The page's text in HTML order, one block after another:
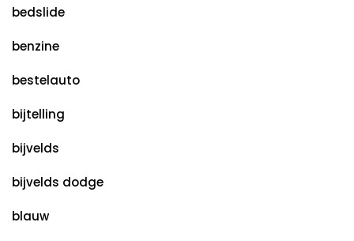
bedslide
benzine
bestelauto
bijtelling
bijvelds
bijvelds dodge
blauw